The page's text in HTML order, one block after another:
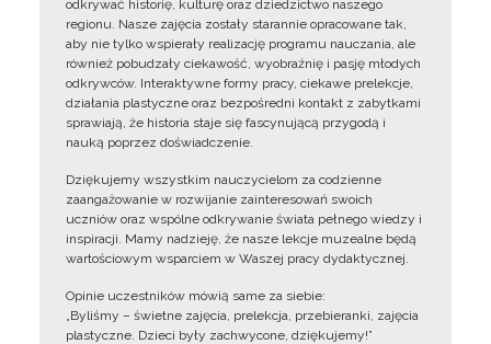
odkrywać historię, kulturę oraz dziedzictwo naszego
regionu. Nasze zajęcia zostały starannie opracowane tak,
aby nie tylko wspierały realizację programu nauczania, ale
również pobudzały ciekawość, wyobraźnię i pasję młodych
odkrywców. Interaktywne formy pracy, ciekawe prelekcje,
działania plastyczne oraz bezpośredni kontakt z zabytkami
sprawiają, że historia staje się fascynującą przygodą i
nauką poprzez doświadczenie.
Dziękujemy wszystkim nauczycielom za codzienne
zaangażowanie w rozwijanie zainteresowań swoich
uczniów oraz wspólne odkrywanie świata pełnego wiedzy i
inspiracji. Mamy nadzieję, że nasze lekcje muzealne będą
wartościowym wsparciem w Waszej pracy dydaktycznej.
Opinie uczestników mówią same za siebie:
„Byliśmy – świetne zajęcia, prelekcja, przebieranki, zajęcia
plastyczne. Dzieci były zachwycone, dziękujemy!”